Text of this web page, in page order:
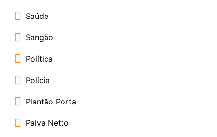
Saúde
Sangão
Política
Polícia
Plantão Portal
Paiva Netto